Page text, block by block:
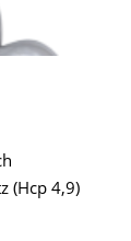
(Hcp 4,9)